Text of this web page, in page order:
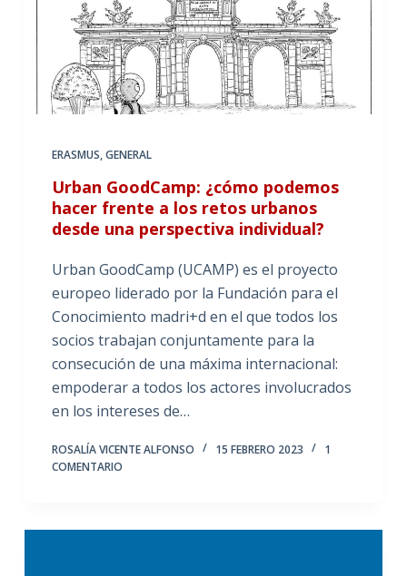
ERASMUS,GENERAL
Urban GoodCamp: ¿cómo podemos
hacer frente a los retos urbanos
desde una perspectiva individual?
Urban GoodCamp (UCAMP) es el proyecto
europeo liderado por la Fundación para el
Conocimiento madri+d en el que todos los
socios trabajan conjuntamente para la
consecución de una máxima internacional:
empoderar a todos los actores involucrados
en los intereses de…
ROSALÍA VICENTE ALFONSO 15 FEBRERO 2023
1
COMENTARIO